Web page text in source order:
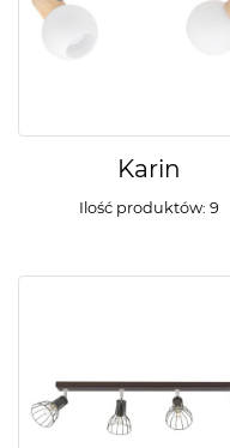
Karin
Ilość produktów: 9